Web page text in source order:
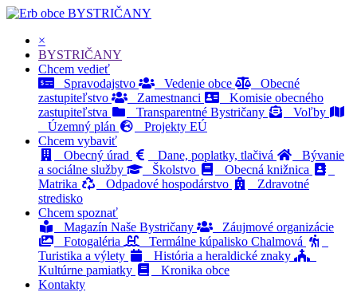
BYSTRIČANY
×
BYSTRIČANY
Chcem vedieť
Spravodajstvo
Vedenie obce
Obecné
zastupiteľstvo
Zamestnanci
Komisie obecného
zastupiteľstva
Transparentné Bystričany
Voľby
Územný plán
Projekty EÚ
Chcem vybaviť
Obecný úrad
Dane, poplatky, tlačivá
Bývanie
a sociálne služby
Školstvo
Obecná knižnica
Matrika
Odpadové hospodárstvo
Zdravotné
stredisko
Chcem spoznať
Magazín Naše Bystričany
Záujmové organizácie
Fotogaléria
Termálne kúpalisko Chalmová
Turistika a výlety
História a heraldické znaky
Kultúrne pamiatky
Kronika obce
Kontakty